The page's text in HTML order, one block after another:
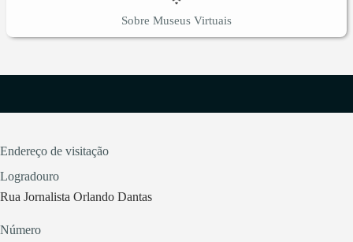
Sobre Museus Virtuais
Endereço de visitação
Logradouro
Rua Jornalista Orlando Dantas
Número